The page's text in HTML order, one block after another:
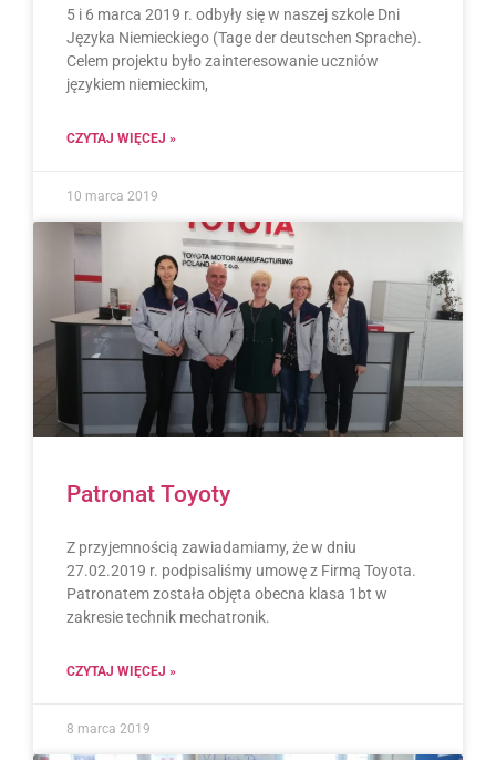
5 i 6 marca 2019 r. odbyły się w naszej szkole Dni
Języka Niemieckiego (Tage der deutschen Sprache).
Celem projektu było zainteresowanie uczniów
językiem niemieckim,
CZYTAJ WIĘCEJ »
10 marca 2019
Patronat Toyoty
Z przyjemnością zawiadamiamy, że w dniu
27.02.2019 r. podpisaliśmy umowę z Firmą Toyota.
Patronatem została objęta obecna klasa 1bt w
zakresie technik mechatronik.
CZYTAJ WIĘCEJ »
8 marca 2019